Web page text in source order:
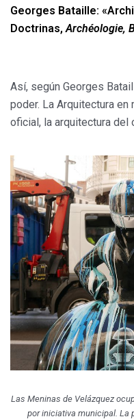
Georges Bataille:
Doctrinas, Archéologie,
Así, según Georges
poder. La Arquitectura en
oficial, la arquitectura del
Las Meninas de Velázquez
por iniciativa municipal. La